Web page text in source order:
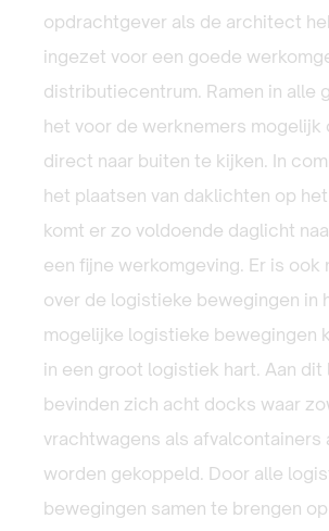
opdrachtgever als de architect
ingezet voor een goede
distributiecentrum. Ramen in alle
het voor de werknemers mogelijk
direct naar buiten te kijken. In
het plaatsen van daklichten op
komt er zo voldoende daglicht
een fijne werkomgeving. Er is ook
over de logistieke bewegingen in
mogelijke logistieke bewegingen
in een groot logistiek hart. Aan
bevinden zich acht docks waar
vrachtwagens als afvalcontainers
worden gekoppeld. Door alle
bewegingen samen te brengen